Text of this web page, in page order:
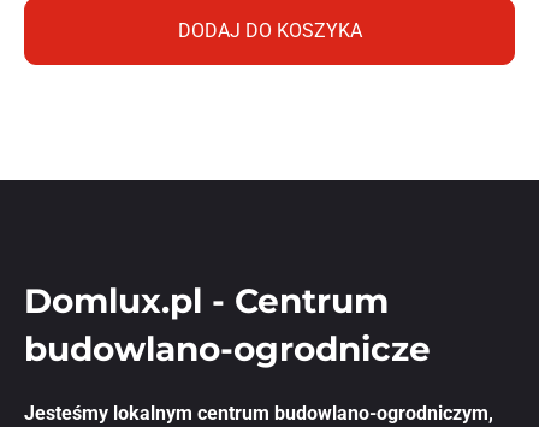
DODAJ DO KOSZYKA
Domlux.pl - Centrum
budowlano-ogrodnicze
Jesteśmy lokalnym centrum budowlano-ogrodniczym,